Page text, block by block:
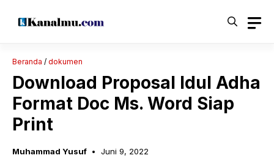
Beranda / dokumen
Download Proposal Idul Adha
Format Doc Ms. Word Siap
Print
Muhammad Yusuf Juni 9, 2022